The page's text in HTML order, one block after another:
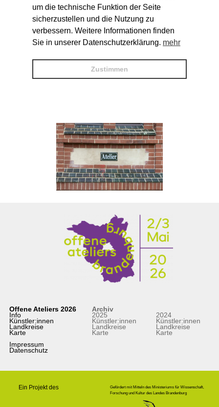
Programm
SA: Atelier Poppe auf dem Gelände des
ehemaligen Frauensanatoriums der Heilstätten
Pop-Up Café und Kunstladen
ehemaligen Frauensanatoriums der Heilstätten
Pop-Up Café und Kunstladen
Offene Ateliers 2026
Info
Künstler:innen
Landkreise
Karte
Impressum
Datenschutz
Archiv
2025
Künstler:innen
Landkreise
Karte
2024
Künstler:innen
Landkreise
Karte
Ein Projekt des
Gefördert mit Mitteln des Ministeriums für Wissenschaft,
Forschung und Kultur des Landes Brandenburg
um die technische Funktion der Seite
sicherzustellen und die Nutzung zu
verbessern. Weitere Informationen finden
Sie in unserer Datenschutzerklärung. mehr
Zustimmen